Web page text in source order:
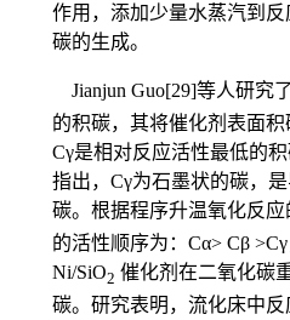
作用，添加少量水蒸汽到
碳的生成。
Jianjun Guo[29]等人研究
的积碳，其将催化剂表面积
Cγ是相对反应活性最低的
指出，Cγ为石墨状的碳，
碳。根据程序升温氧化反
的活性顺序为：Cα> Cβ
Ni/SiO2 催化剂在二氧化碳
碳。研究表明，流化床中